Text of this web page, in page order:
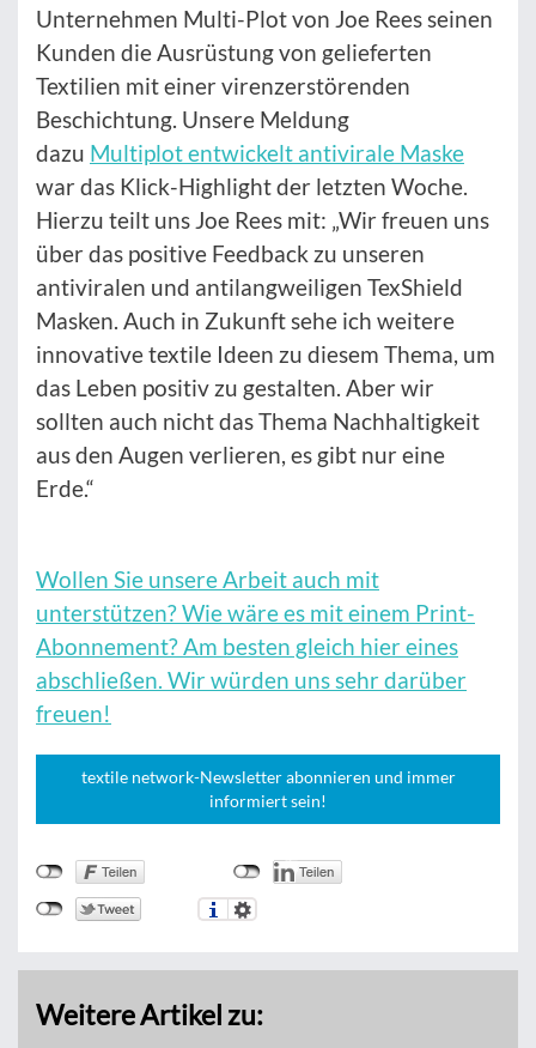
Unternehmen Multi-Plot von Joe Rees seinen
Kunden die Ausrüstung von gelieferten
Textilien mit einer virenzerstörenden
Beschichtung. Unsere Meldung
dazu Multiplot entwickelt antivirale Maske
war das Klick-Highlight der letzten Woche.
Hierzu teilt uns Joe Rees mit: „Wir freuen uns
über das positive Feedback zu unseren
antiviralen und antilangweiligen TexShield
Masken. Auch in Zukunft sehe ich weitere
innovative textile Ideen zu diesem Thema, um
das Leben positiv zu gestalten. Aber wir
sollten auch nicht das Thema Nachhaltigkeit
aus den Augen verlieren, es gibt nur eine
Erde.“
Wollen Sie unsere Arbeit auch mit
unterstützen? Wie wäre es mit einem Print-
Abonnement? Am besten gleich hier eines
abschließen. Wir würden uns sehr darüber
freuen!
textile network-Newsletter abonnieren und immer
informiert sein!
Weitere Artikel zu: